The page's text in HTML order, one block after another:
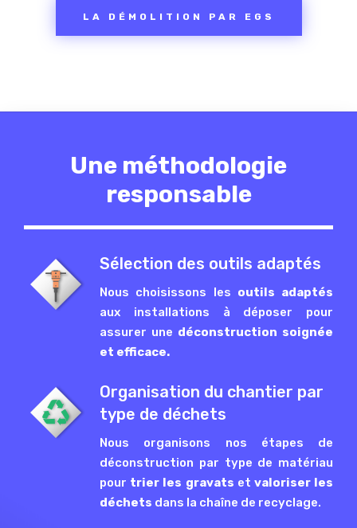
LA DÉMOLITION PAR EGS
Une méthodologie
responsable
Sélection des outils adaptés
Nous choisissons les outils adaptés
aux installations à déposer pour
assurer une déconstruction soignée
et efficace.
Organisation du chantier par
type de déchets
Nous organisons nos étapes de
déconstruction par type de matériau
pour trier les gravats et valoriser les
déchets dans la chaîne de recyclage.